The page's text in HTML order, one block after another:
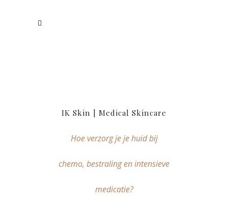
IK Skin | Medical Skincare
Hoe verzorg je je huid bij
chemo, bestraling en intensieve
medicatie?